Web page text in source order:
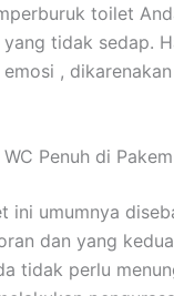
toilet
tidak sedap.
,
Penuh di
ini umumnya
dan yang
tidak perlu